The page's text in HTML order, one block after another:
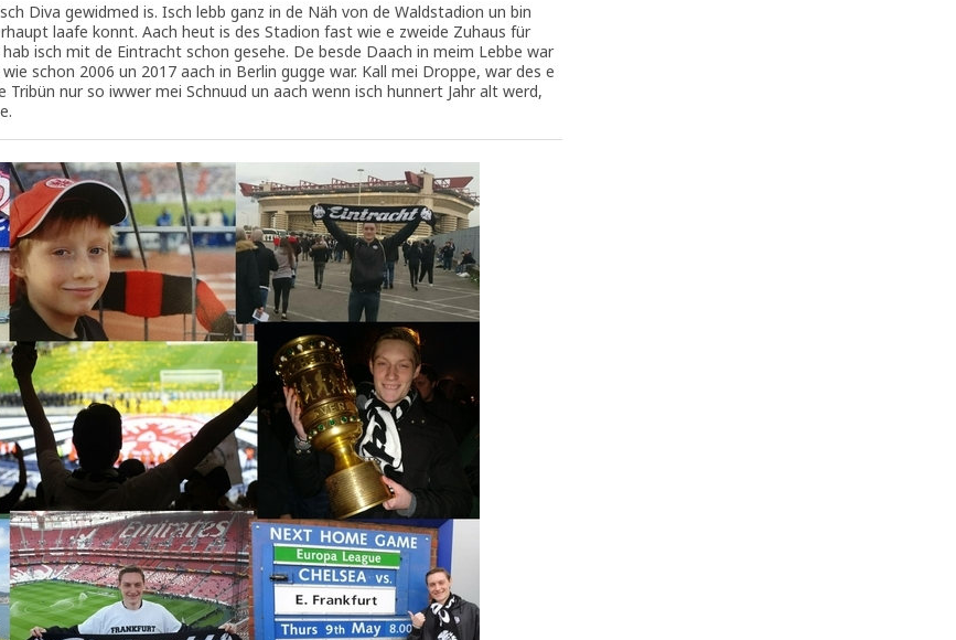
Diva gewidmed is. Isch lebb ganz in de Näh von de Waldstadion un bin
laafe konnt. Aach heut is des Stadion fast wie e zweide Zuhaus für
isch mit de Eintracht schon gesehe. De besde Daach in meim Lebbe war
schon 2006 un 2017 aach in Berlin gugge war. Kall mei Droppe, war des e
Tribün nur so iwwer mei Schnuud un aach wenn isch hunnert Jahr alt werd,